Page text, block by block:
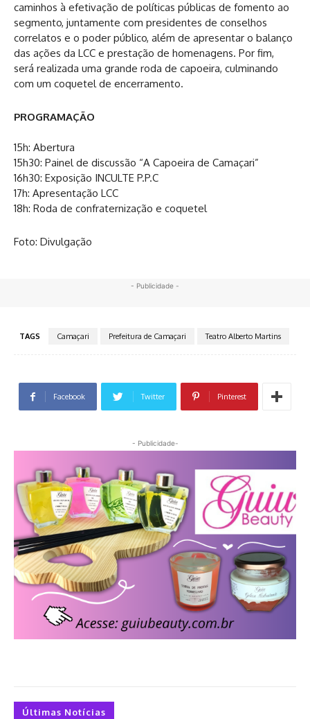
caminhos à efetivação de políticas públicas de fomento ao
segmento, juntamente com presidentes de conselhos
correlatos e o poder público, além de apresentar o balanço
das ações da LCC e prestação de homenagens. Por fim,
será realizada uma grande roda de capoeira, culminando
com um coquetel de encerramento.
PROGRAMAÇÃO
15h: Abertura
15h30: Painel de discussão “A Capoeira de Camaçari”
16h30: Exposição INCULTE P.P.C
17h: Apresentação LCC
18h: Roda de confraternização e coquetel
Foto: Divulgação
- Publicidade -
TAGS Camaçari Prefeitura de Camaçari Teatro Alberto Martins
Facebook Twitter Pinterest
- Publicidade-
Últimas Notícias